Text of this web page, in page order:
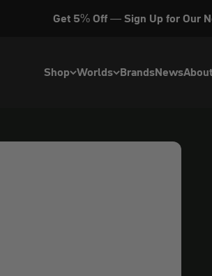
Get 5% Off — Sign Up for Our
Shop Worlds BrandsNewsAbout